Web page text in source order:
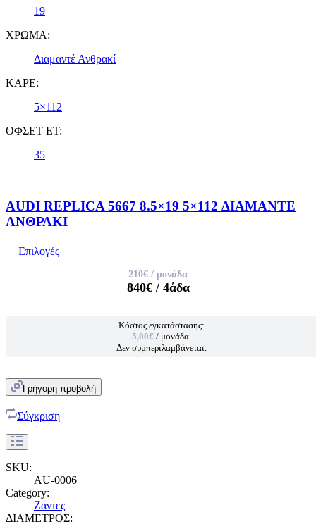
19
ΧΡΩΜΑ:
Διαμαντέ Ανθρακί
ΚΑΡΕ:
5×112
ΟΦΣΕΤ ET:
35
AUDI REPLICA 5667 8.5×19 5×112 ΔΙΑΜΑΝΤΕ
ΑΝΘΡΑΚΙ
Επιλογές
210€ / μονάδα
840€/ 4άδα
Κόστος εγκατάστασης:
5,00€ / μονάδα.
Δεν συμπεριλαμβάνεται.
Γρήγορη προβολή
Σύγκριση
SKU:
AU-0006
Category:
Ζαντες
ΔΙΑΜΕΤΡΟΣ: